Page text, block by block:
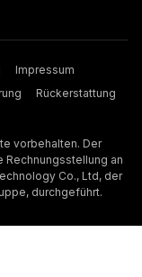
Impressum
Rückerstattung
vorbehalten. Der
Rechnungsstellung an
Co., Ltd, der
durchgeführt.